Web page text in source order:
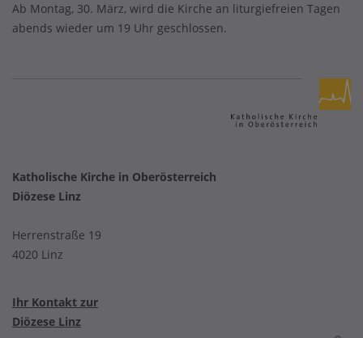
Ab Montag, 30. März, wird die Kirche an liturgiefreien Tagen
abends wieder um 19 Uhr geschlossen.
Katholische Kirche in Oberösterreich
Diözese Linz
Herrenstraße 19
4020 Linz
Ihr Kontakt zur
Diözese Linz